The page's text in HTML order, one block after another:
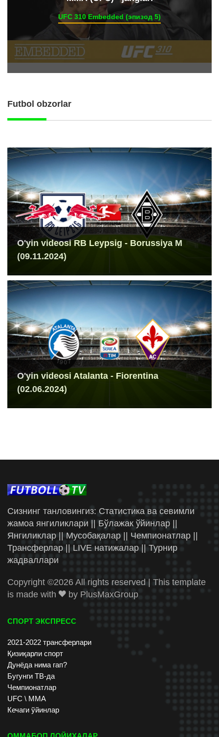
UFC 310 Embedded (эпизод 5)
Futbol obzorlar
O'yin videosi RB Leypsig - Borussiya M
(09.11.2024)
O'yin videosi Atalanta - Fiorentina
(02.06.2024)
Сизнинг танловингиз: Статистика ва севимли
жамоа янгиликлари || Бўлажак ўйинлар ||
Янгиликлар || Мусобақалар || Чемпионатлар ||
Трансферлар || LIVE натижалар || Турнир
жадваллари
Copyright ©2026 All rights reserved | This template
is made with
by PlusMaxGroup
СПОРТ ЭКСПРЕСС
2021-2022 трансферлари
Қизиқарли спорт
Дунёда нима гап?
Бугунги ТВ-да
Чемпионатлар
UFC \ ММА
Кечаги ўйинлар